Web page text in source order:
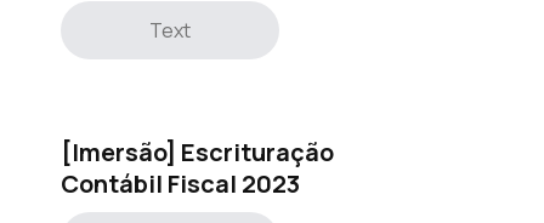
Text
[Imersão] Escrituração
Contábil Fiscal 2023